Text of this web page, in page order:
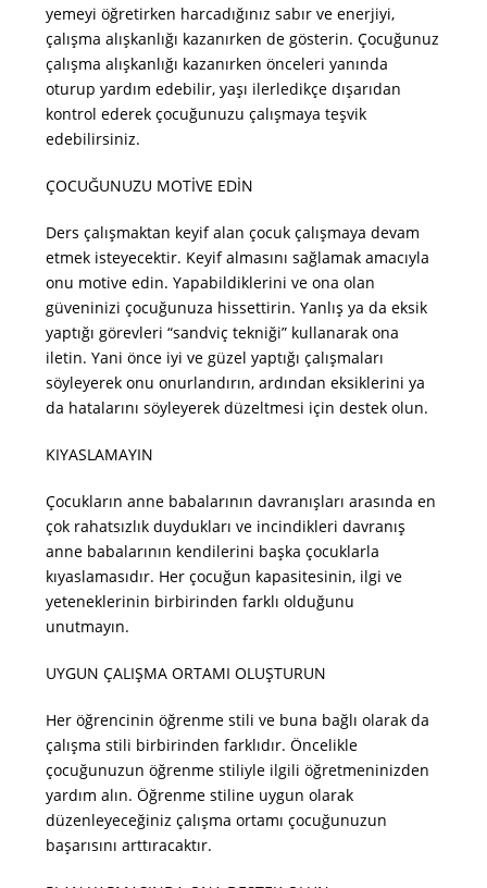
yemeyi öğretirken harcadığınız sabır ve enerjiyi,
çalışma alışkanlığı kazanırken de gösterin. Çocuğunuz
çalışma alışkanlığı kazanırken önceleri yanında
oturup yardım edebilir, yaşı ilerledikçe dışarıdan
kontrol ederek çocuğunuzu çalışmaya teşvik
edebilirsiniz.
ÇOCUĞUNUZU MOTİVE EDİN
Ders çalışmaktan keyif alan çocuk çalışmaya devam
etmek isteyecektir. Keyif almasını sağlamak amacıyla
onu motive edin. Yapabildiklerini ve ona olan
güveninizi çocuğunuza hissettirin. Yanlış ya da eksik
yaptığı görevleri “sandviç tekniği” kullanarak ona
iletin. Yani önce iyi ve güzel yaptığı çalışmaları
söyleyerek onu onurlandırın, ardından eksiklerini ya
da hatalarını söyleyerek düzeltmesi için destek olun.
KIYASLAMAYIN
Çocukların anne babalarının davranışları arasında en
çok rahatsızlık duydukları ve incindikleri davranış
anne babalarının kendilerini başka çocuklarla
kıyaslamasıdır. Her çocuğun kapasitesinin, ilgi ve
yeteneklerinin birbirinden farklı olduğunu
unutmayın.
UYGUN ÇALIŞMA ORTAMI OLUŞTURUN
Her öğrencinin öğrenme stili ve buna bağlı olarak da
çalışma stili birbirinden farklıdır. Öncelikle
çocuğunuzun öğrenme stiliyle ilgili öğretmeninizden
yardım alın. Öğrenme stiline uygun olarak
düzenleyeceğiniz çalışma ortamı çocuğunuzun
başarısını arttıracaktır.